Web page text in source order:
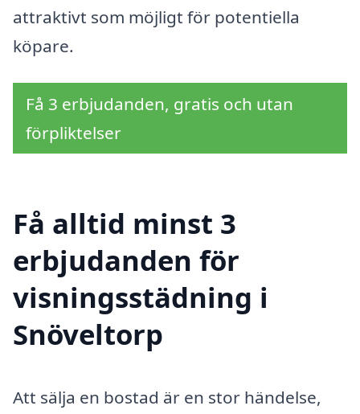
attraktivt som möjligt för potentiella
köpare.
Få 3 erbjudanden, gratis och utan
förpliktelser
Få alltid minst 3
erbjudanden för
visningsstädning i
Snöveltorp
Att sälja en bostad är en stor händelse,